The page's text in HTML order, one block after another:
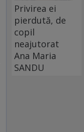
Privirea ei
pierdută, de
copil
neajutorat
Ana Maria
SANDU